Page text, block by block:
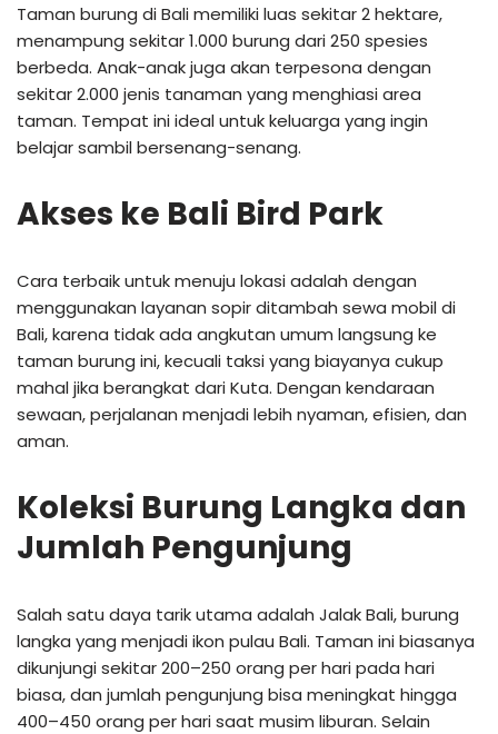
Taman burung di Bali memiliki luas sekitar 2 hektare,
menampung sekitar 1.000 burung dari 250 spesies
berbeda. Anak-anak juga akan terpesona dengan
sekitar 2.000 jenis tanaman yang menghiasi area
taman. Tempat ini ideal untuk keluarga yang ingin
belajar sambil bersenang-senang.
Akses ke Bali Bird Park
Cara terbaik untuk menuju lokasi adalah dengan
menggunakan layanan sopir ditambah sewa mobil di
Bali, karena tidak ada angkutan umum langsung ke
taman burung ini, kecuali taksi yang biayanya cukup
mahal jika berangkat dari Kuta. Dengan kendaraan
sewaan, perjalanan menjadi lebih nyaman, efisien, dan
aman.
Koleksi Burung Langka dan
Jumlah Pengunjung
Salah satu daya tarik utama adalah Jalak Bali, burung
langka yang menjadi ikon pulau Bali. Taman ini biasanya
dikunjungi sekitar 200–250 orang per hari pada hari
biasa, dan jumlah pengunjung bisa meningkat hingga
400–450 orang per hari saat musim liburan. Selain